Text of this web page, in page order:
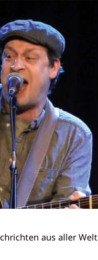
aus aller Welt